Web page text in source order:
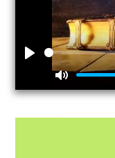
Mute